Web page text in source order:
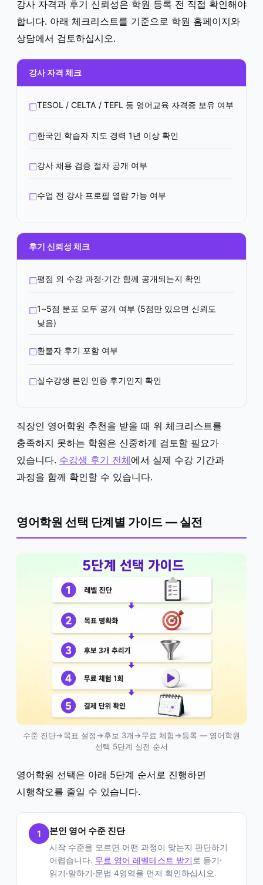
강사 자격과 후기 신뢰성은 학원 등록 전 직접 확인해야
합니다. 아래 체크리스트를 기준으로 학원 홈페이지와
상담에서 검토하십시오.
강사 자격 체크
TESOL / CELTA / TEFL 등 영어교육 자격증 보유 여부
한국인 학습자 지도 경력 1년 이상 확인
강사 채용 검증 절차 공개 여부
수업 전 강사 프로필 열람 가능 여부
후기 신뢰성 체크
평점 외 수강 과정·기간 함께 공개되는지 확인
1~5점 분포 모두 공개 여부 (5점만 있으면 신뢰도
낮음)
환불자 후기 포함 여부
실수강생 본인 인증 후기인지 확인
직장인 영어학원 추천을 받을 때 위 체크리스트를
충족하지 못하는 학원은 신중하게 검토할 필요가
있습니다. 수강생 후기 전체에서 실제 수강 기간과
과정을 함께 확인할 수 있습니다.
영어학원 선택 단계별 가이드 — 실전
수준 진단→목표 설정→후보 3개→무료 체험→등록 — 영어학원
선택 5단계 실전 순서
영어학원 선택은 아래 5단계 순서로 진행하면
시행착오를 줄일 수 있습니다.
1 본인 영어 수준 진단
시작 수준을 모르면 어떤 과정이 맞는지 판단하기
어렵습니다. 무료 영어 레벨테스트 받기로 듣기·
읽기·말하기·문법 4영역을 먼저 확인하십시오.